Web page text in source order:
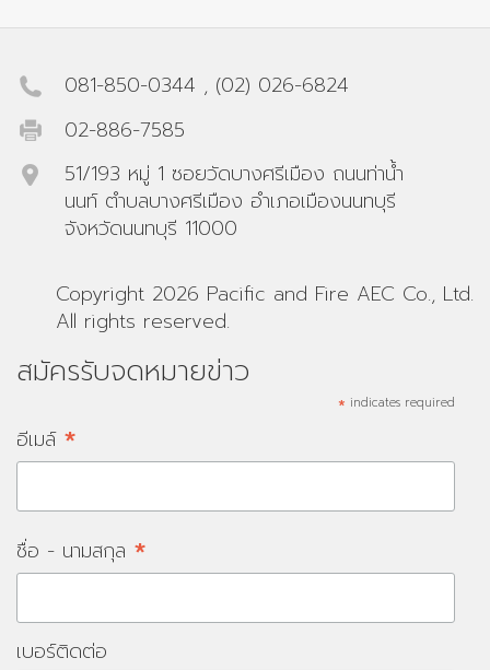
081-850-0344 , (02) 026-6824
02-886-7585
51/193 หมู่ 1 ซอยวัดบางศรีเมือง ถนนท่าน้ำ
นนท์ ตำบลบางศรีเมือง อำเภอเมืองนนทบุรี
จังหวัดนนทบุรี 11000
Copyright 2026 Pacific and Fire AEC Co., Ltd.
All rights reserved.
สมัครรับจดหมายข่าว
* indicates required
อีเมล์ *
ชื่อ - นามสกุล *
เบอร์ติดต่อ